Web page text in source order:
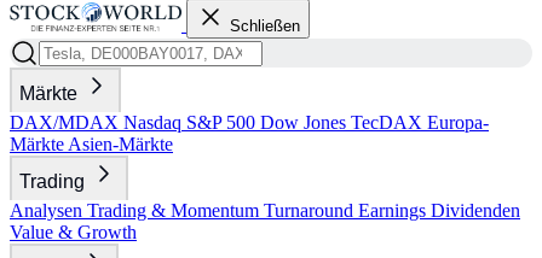
Schließen
Märkte
DAX/MDAX Nasdaq S&P 500 Dow Jones TecDAX Europa-
Märkte Asien-Märkte
Trading
Analysen Trading & Momentum Turnaround Earnings Dividenden
Value & Growth